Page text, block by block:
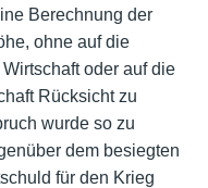
Berechnung der
ohne auf die
oder auf die
Rücksicht zu
wurde so zu
dem besiegten
für den Krieg